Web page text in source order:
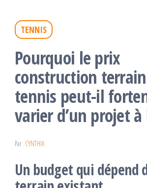
TENNIS
Pourquoi le prix
construction
tennis peut-il
varier d’un projet à
Par CYNTHIA
Un budget qui dépend